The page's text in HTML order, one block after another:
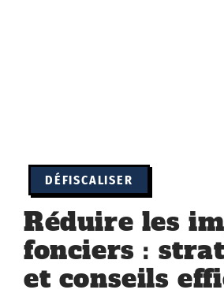
DÉFISCALISER
Réduire les
fonciers :
et conseils